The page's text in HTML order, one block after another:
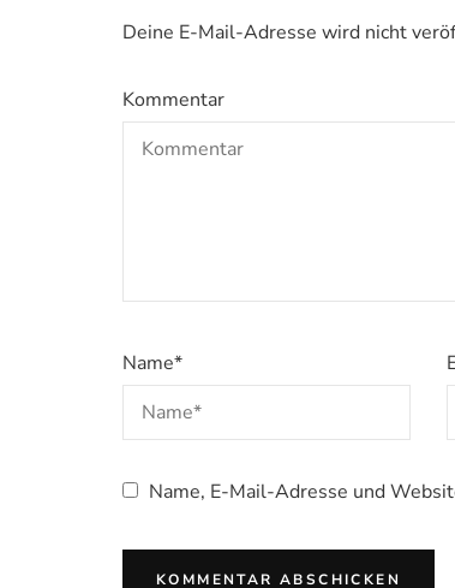
Deine E-Mail-Adresse wird nicht
Kommentar
Name*
Name, E-Mail-Adresse und